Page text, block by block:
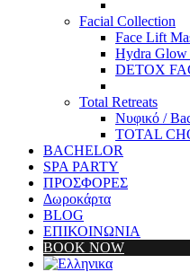
Facial Collection
Face Lift
Hydra Glow
DETOX
Total Retreats
Νυφικό /
TOTAL
BACHELOR
SPA PARTY
ΠΡΟΣΦΟΡΕΣ
Δωροκάρτα
BLOG
ΕΠΙΚΟΙΝΩΝΙΑ
BOOK NOW